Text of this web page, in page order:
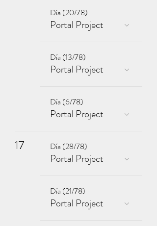
Día (20/78)
Portal Project
Día (13/78)
Portal Project
Día (6/78)
Portal Project
17 Día (28/78)
Portal Project
Día (21/78)
Portal Project